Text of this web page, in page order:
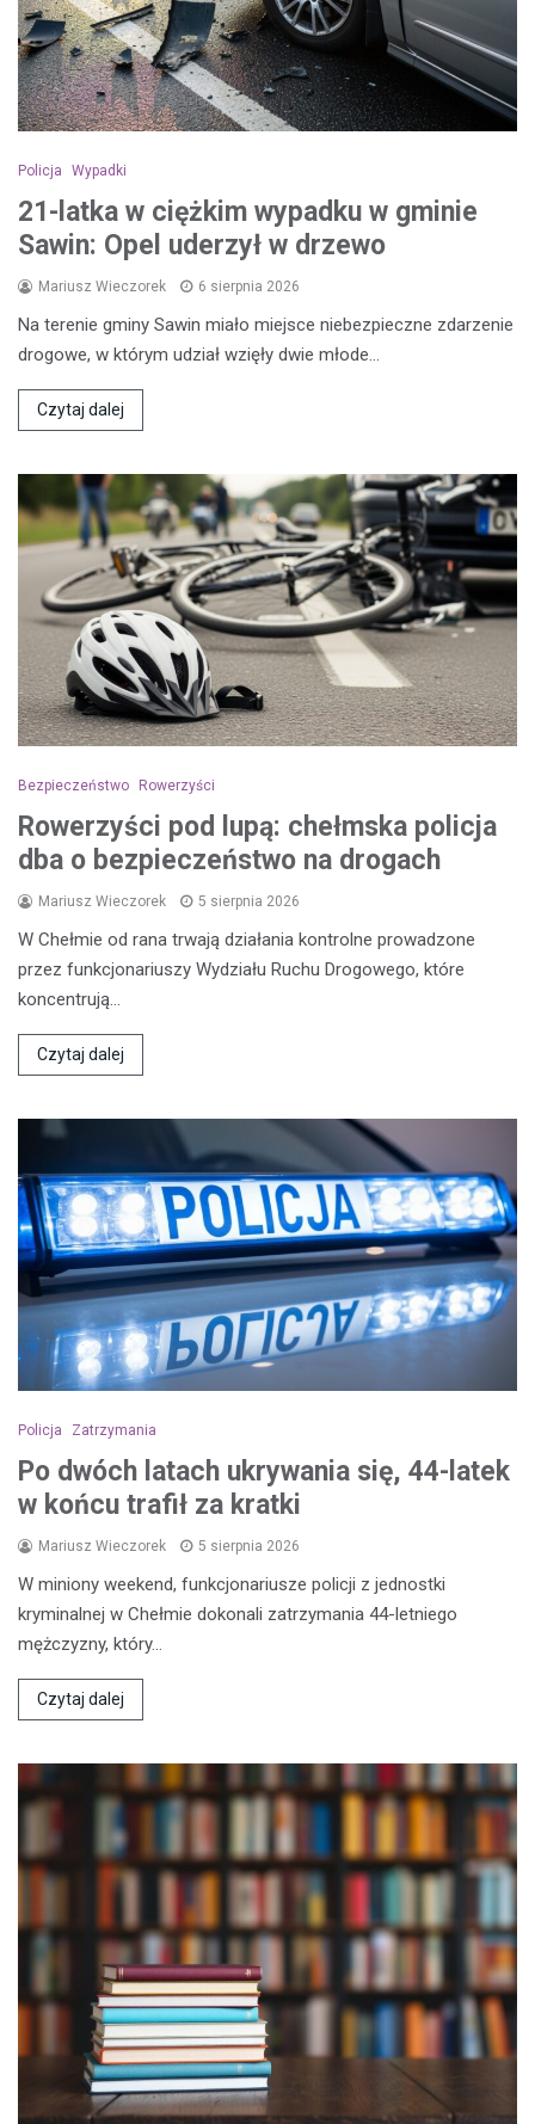
Policja Wypadki
21-latka w ciężkim wypadku w gminie
Sawin: Opel uderzył w drzewo
Mariusz Wieczorek 6 sierpnia 2026
Na terenie gminy Sawin miało miejsce niebezpieczne zdarzenie
drogowe, w którym udział wzięły dwie młode…
Czytaj dalej
Bezpieczeństwo Rowerzyści
Rowerzyści pod lupą: chełmska policja
dba o bezpieczeństwo na drogach
Mariusz Wieczorek 5 sierpnia 2026
W Chełmie od rana trwają działania kontrolne prowadzone
przez funkcjonariuszy Wydziału Ruchu Drogowego, które
koncentrują…
Czytaj dalej
Policja Zatrzymania
Po dwóch latach ukrywania się, 44-latek
w końcu trafił za kratki
Mariusz Wieczorek 5 sierpnia 2026
W miniony weekend, funkcjonariusze policji z jednostki
kryminalnej w Chełmie dokonali zatrzymania 44-letniego
mężczyzny, który…
Czytaj dalej